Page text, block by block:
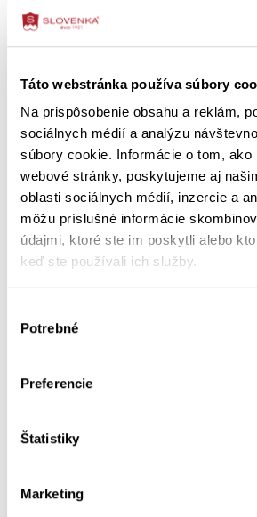
Táto webstránka používa súbory
Na prispôsobenie obsahu a reklám,
sociálnych médií a analýzu
súbory cookie. Informácie o tom, ako
webové stránky, poskytujeme aj
oblasti sociálnych médií, inzercie a
môžu príslušné informácie
údajmi, ktoré ste im poskytli alebo
keď ste používali ich služby.
súhlasu
Potrebné
Preferencie
Štatistiky
Marketing
vhodné samostatne aj pod sako
jednoduché kombinovanie s rôznymi
Ako ošetriť výrobok
Zákazníci si tiež kúpili
Dámsky rolák TINA
M